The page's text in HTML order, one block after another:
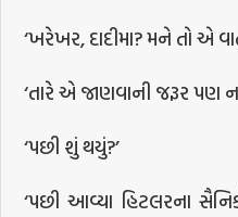
‘ખરેખર, દાદીમા? મને તો એ
‘તારે એ જાણવાની જરૂર પણ
‘પછી શું થયું?’
‘પછી આવ્યા હિટલરના